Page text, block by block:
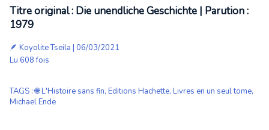
Titre original : Die unendliche Geschichte | Parution :
1979
🪶 Koyolite Tseila | 06/03/2021
Lu 608 fois
TAGS :🌐 L'Histoire sans fin, Editions Hachette, Livres en un seul tome,
Michael Ende